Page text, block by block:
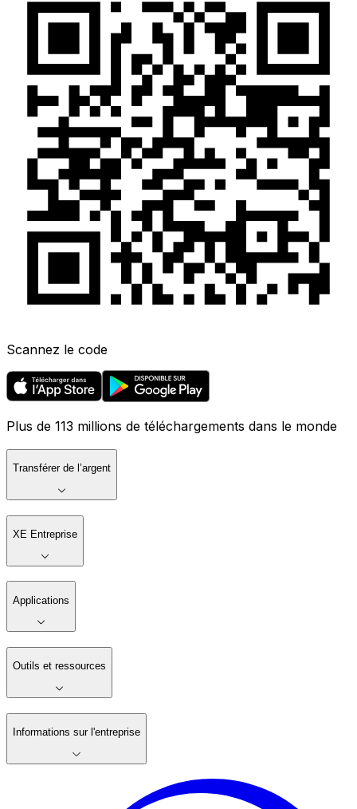
Scannez le code
Plus de 113 millions de téléchargements dans le monde
Transférer de l’argent
XE Entreprise
Applications
Outils et ressources
Informations sur l'entreprise